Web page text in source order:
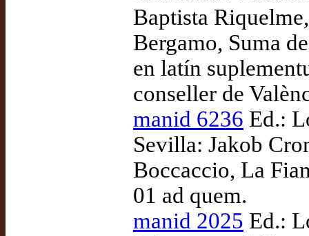
Baptista
Bergamo, Suma
en latín
conseller de
manid 6236 Ed.:
Sevilla: Jakob
Boccaccio, La
01 ad quem.
manid 2025 Ed.: